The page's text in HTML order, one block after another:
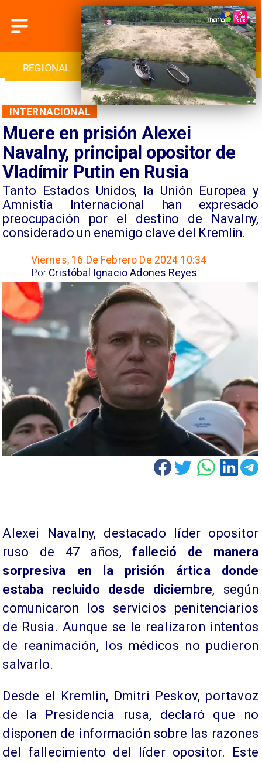
REGIONAL INTERNACIONAL DEPORTES
Muere en prisión Alexei
Navalny, principal opositor de
Vladímir Putin en Rusia
​Tanto Estados Unidos, la Unión Europea y
Amnistía Internacional han expresado
preocupación por el destino de Navalny,
considerado un enemigo clave del Kremlin.
INTERNACIONAL
Viernes, 16 De Febrero De 2024 10:34
Cristóbal Ignacio Adones Reyes
Por
Alexei Navalny, destacado líder opositor
ruso de 47 años, falleció de manera
sorpresiva en la prisión ártica donde
estaba recluido desde diciembre, según
comunicaron los servicios penitenciarios
de Rusia. Aunque se le realizaron intentos
de reanimación, los médicos no pudieron
salvarlo.
Desde el Kremlin, Dmitri Peskov, portavoz
de la Presidencia rusa, declaró que no
disponen de información sobre las razones
del fallecimiento del líder opositor. Este